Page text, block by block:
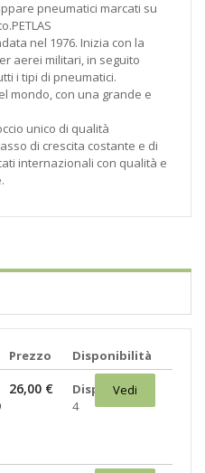
pneumatici marcati su
nel 1976. Inizia con la
aerei militari, in seguito
i tipi di pneumatici.
mondo, con una grande e
unico di qualità
di crescita costante e di
internazionali con qualità e
Prezzo Disponibilità
26,00 €
Disponibili:
4
Vedi